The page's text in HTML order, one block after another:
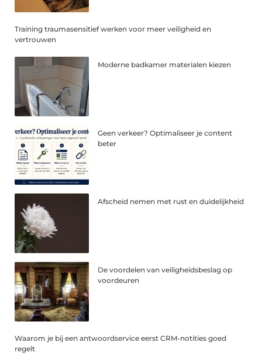
Training traumasensitief werken voor meer veiligheid en
vertrouwen
Moderne badkamer materialen kiezen
Geen verkeer? Optimaliseer je content
beter
Afscheid nemen met rust en duidelijkheid
De voordelen van veiligheidsbeslag op
voordeuren
Waarom je bij een antwoordservice eerst CRM-notities goed
regelt